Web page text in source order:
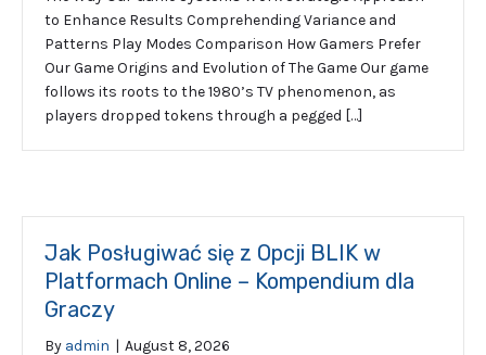
to Enhance Results Comprehending Variance and
Patterns Play Modes Comparison How Gamers Prefer
Our Game Origins and Evolution of The Game Our game
follows its roots to the 1980’s TV phenomenon, as
players dropped tokens through a pegged […]
Jak Posługiwać się z Opcji BLIK w
Platformach Online – Kompendium dla
Graczy
By admin | August 8, 2026